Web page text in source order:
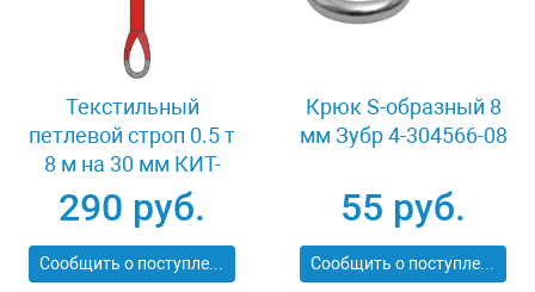
Текстильный
петлевой строп 0.5 т
8 м на 30 мм КИТ-
СТП-0.5-8
290 руб.
Сообщить о поступлении
Крюк S-образный 8
мм Зубр 4-304566-08
55 руб.
Сообщить о поступлении